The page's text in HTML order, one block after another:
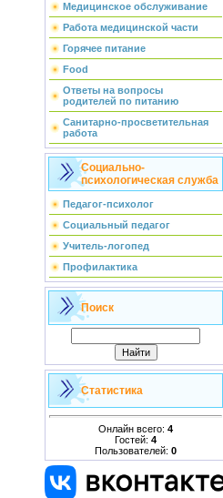
Медицинское обслуживание
Работа медицинской части
Горячее питание
Food
Ответы на вопросы
родителей по питанию
Санитарно-просветительная
работа
Социально-
психологическая служба
Педагог-психолог
Социальный педагог
Учитель-логопед
Профилактика
Поиск
Статистика
Онлайн всего: 4
Гостей: 4
Пользователей: 0